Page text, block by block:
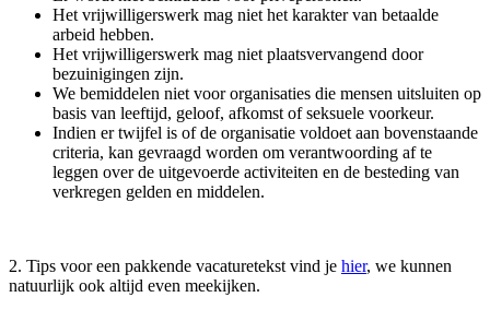
Het vrijwilligerswerk mag niet het karakter van betaalde
arbeid hebben.
Het vrijwilligerswerk mag niet plaatsvervangend door
bezuinigingen zijn.
We bemiddelen niet voor organisaties die mensen uitsluiten op
basis van leeftijd, geloof, afkomst of seksuele voorkeur.
Indien er twijfel is of de organisatie voldoet aan bovenstaande
criteria, kan gevraagd worden om verantwoording af te
leggen over de uitgevoerde activiteiten en de besteding van
verkregen gelden en middelen.
2. Tips voor een pakkende vacaturetekst vind je hier, we kunnen
natuurlijk ook altijd even meekijken.